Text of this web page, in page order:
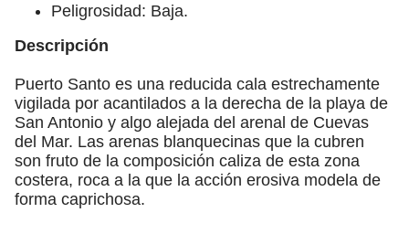
Peligrosidad: Baja.
Descripción
Puerto Santo es una reducida cala estrechamente
vigilada por acantilados a la derecha de la playa de
San Antonio y algo alejada del arenal de Cuevas
del Mar. Las arenas blanquecinas que la cubren
son fruto de la composición caliza de esta zona
costera, roca a la que la acción erosiva modela de
forma caprichosa.